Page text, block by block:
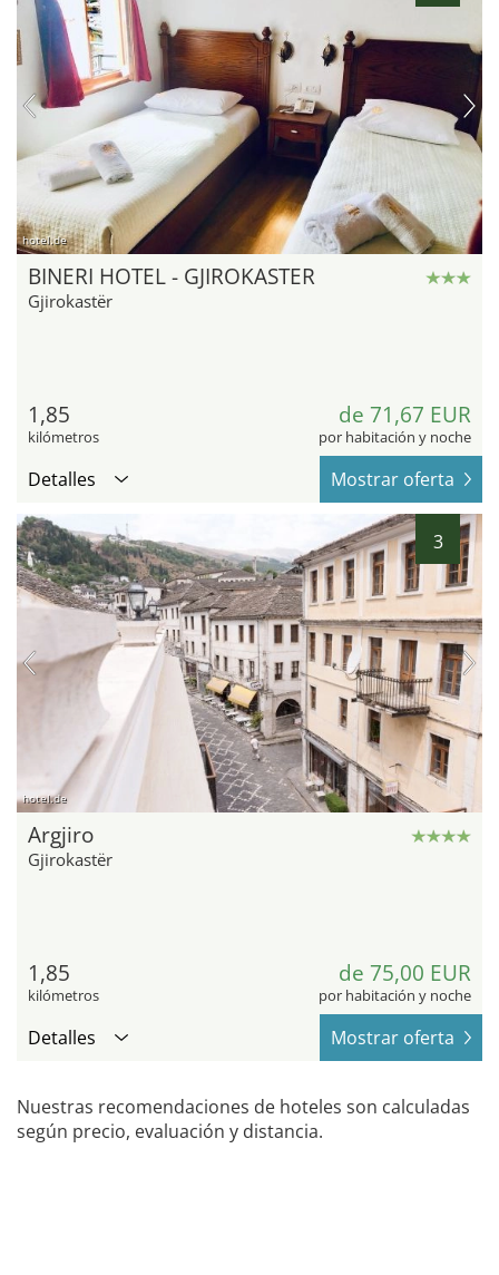
hotel.de
BINERI HOTEL - GJIROKASTER
Gjirokastër
1,85
kilómetros
de 71,67 EUR
por habitación y noche
Detalles Mostrar oferta
3
hotel.de
Argjiro
Gjirokastër
1,85
kilómetros
de 75,00 EUR
por habitación y noche
Detalles Mostrar oferta
Nuestras recomendaciones de hoteles son calculadas
según precio, evaluación y distancia.